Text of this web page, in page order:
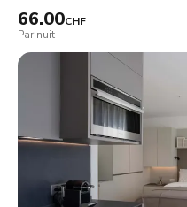
66.00CHF
Par nuit